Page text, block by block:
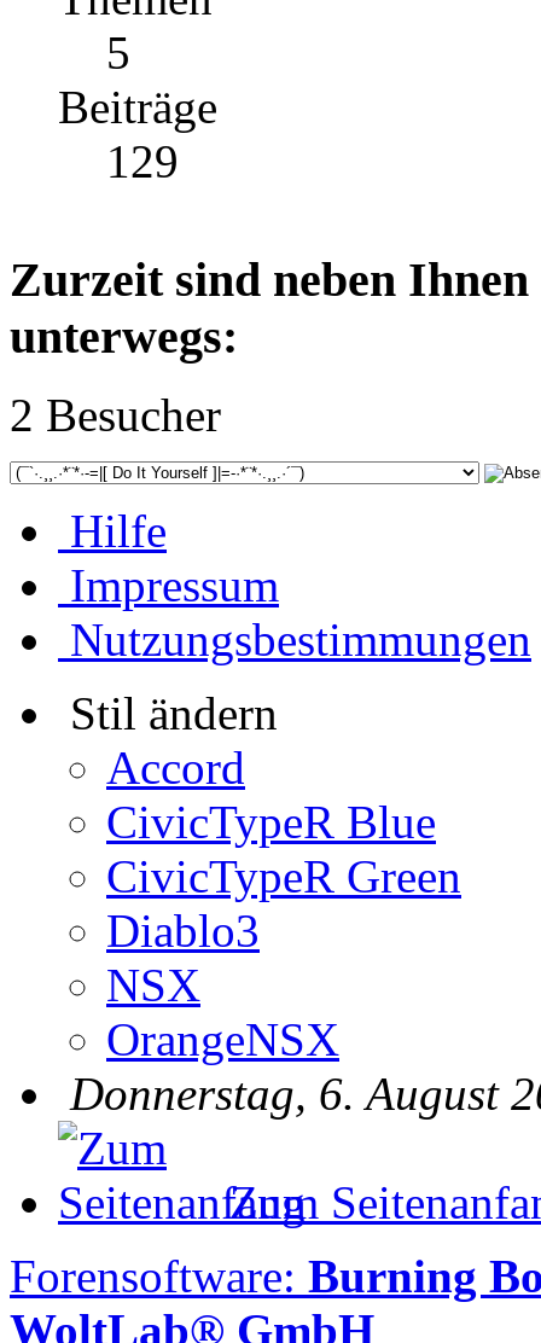
5
Beiträge
129
Zurzeit sind neben
unterwegs:
2 Besucher
Hilfe
Impressum
Nutzungsbestimmungen
Stil ändern
Accord
CivicTypeR Blue
CivicTypeR Green
Diablo3
NSX
OrangeNSX
Donnerstag, 6. August
Zum
Forensoftware: Burning
WoltLab® GmbH